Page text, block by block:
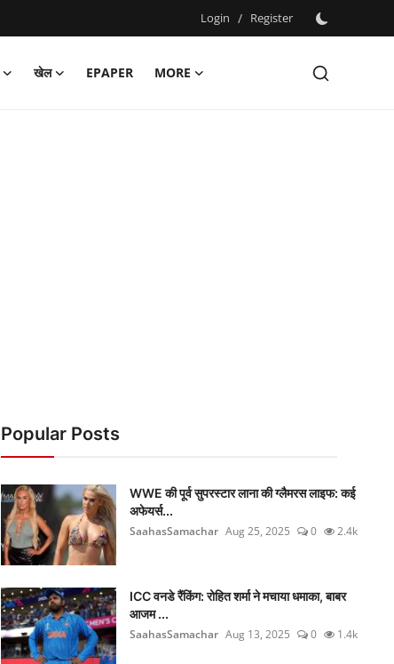
Login / Register
खेल EPAPER
MORE
Popular Posts
WWE की पूर्व सुपरस्टार लाना की ग्लैमरस लाइफ: कई
अफेयर्स...
SaahasSamachar Aug 25, 2025 0 2.4k
ICC वनडे रैंकिंग: रोहित शर्मा ने मचाया धमाका, बाबर
आजम ...
SaahasSamachar Aug 13, 2025 0 1.4k